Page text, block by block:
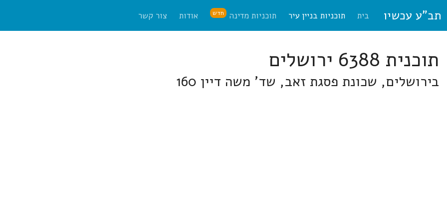
תב"ע עכשיו בית תוכניות בניין עיר תוכניות מדינה חדש אודות צור קשר
תוכנית 6388 ירושלים
בירושלים, שכונת פסגת זאב, שד' משה דיין 160